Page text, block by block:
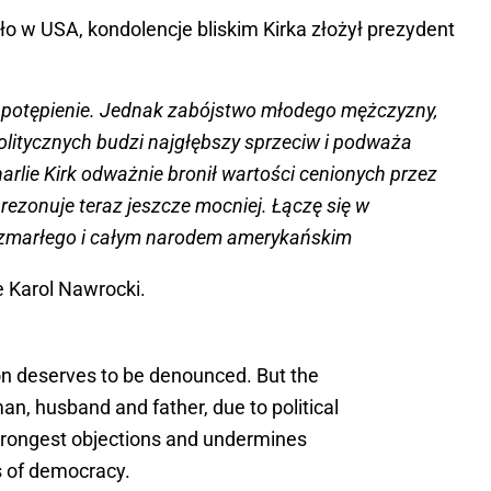
w USA, kondolencje bliskim Kirka złożył prezydent
Jednak zabójstwo młodego mężczyzny,
budzi najgłębszy sprzeciw i podważa
Kirk odważnie bronił wartości cenionych przez
teraz jeszcze mocniej. Łączę się w
i całym narodem amerykańskim
Karol Nawrocki.
deserves to be denounced. But the
husband and father, due to political
objections and undermines
democracy.